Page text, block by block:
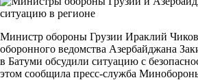
Министр обороны Грузии Ираклий
оборонного ведомства Азербайджана
в Батуми обсудили ситуацию с
этом сообщила пресс-служба